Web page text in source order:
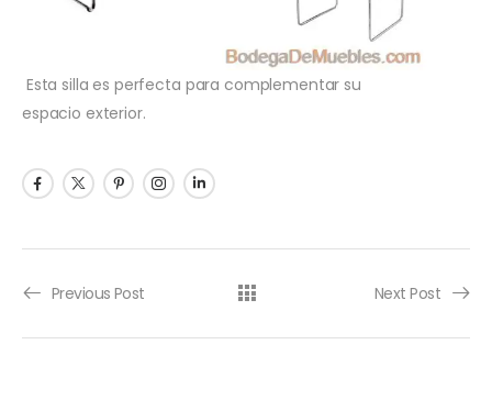
Esta silla es perfecta para complementar su
espacio exterior.
Previous Post Next Post